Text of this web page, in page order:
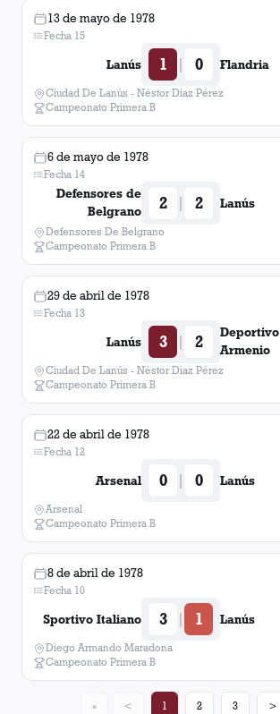
13 de mayo de 1978
Fecha 15
Lanús 1 | 0 Flandria
Ciudad De Lanús - Néstor Diaz Pérez
Campeonato Primera B
6 de mayo de 1978
Fecha 14
Defensores de
Belgrano
2 | 2 Lanús
Defensores De Belgrano
Campeonato Primera B
29 de abril de 1978
Fecha 13
Lanús 3 | 2
Deportivo
Armenio
Ciudad De Lanús - Néstor Diaz Pérez
Campeonato Primera B
22 de abril de 1978
Fecha 12
Arsenal 0 | 0 Lanús
Arsenal
Campeonato Primera B
8 de abril de 1978
Fecha 10
Sportivo Italiano 3 | 1 Lanús
Diego Armando Maradona
Campeonato Primera B
« < 1 2 3 >